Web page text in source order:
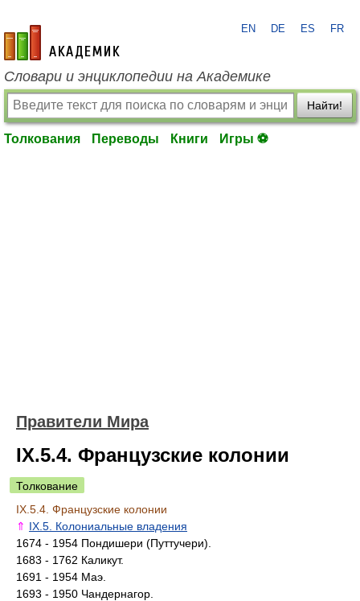
academic.ru
EN DE ES FR
Словари и энциклопедии на Академике
Найти!
Толкования Переводы Книги Игры ⚽
Правители Мира
IX.5.4. Французские колонии
Толкование
IX.5.4. Французские колонии
⇑ IX.5. Колониальные владения
1674 - 1954 Пондишери (Путтучери).
1683 - 1762 Каликут.
1691 - 1954 Маэ.
1693 - 1950 Чандернагор.